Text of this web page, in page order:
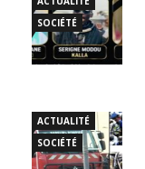
SOCIÉTÉ
ACTUALITÉ
SOCIÉTÉ